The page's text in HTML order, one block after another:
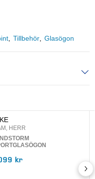
Tillbehör Glasögon
HERR
kr